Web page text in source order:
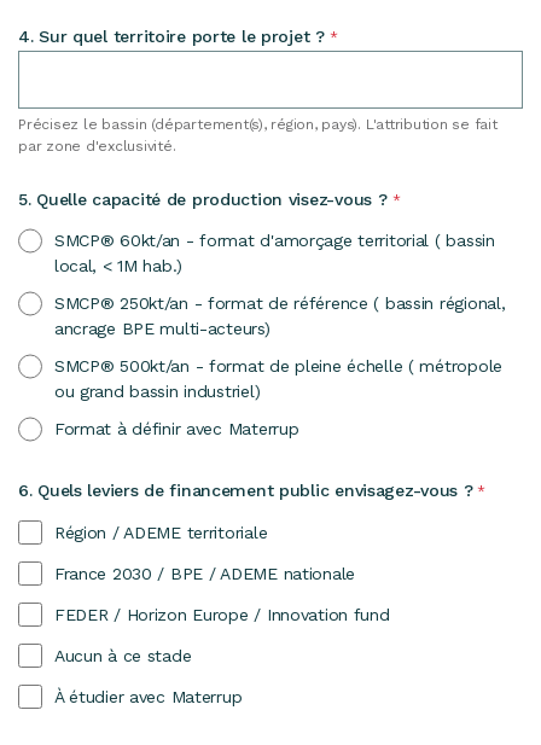
4. Sur quel territoire porte le projet ?*
Précisez le bassin (département(s), région, pays). L'attribution se fait
par zone d'exclusivité.
5. Quelle capacité de production visez-vous ?*
SMCP® 60kt/an - format d'amorçage territorial ( bassin
local, < 1M hab.)
SMCP® 250kt/an - format de référence ( bassin régional,
ancrage BPE multi-acteurs)
SMCP® 500kt/an - format de pleine échelle ( métropole
ou grand bassin industriel)
Format à définir avec Materrup
6. Quels leviers de financement public envisagez-vous ?*
Région / ADEME territoriale
France 2030 / BPE / ADEME nationale
FEDER / Horizon Europe / Innovation fund
Aucun à ce stade
À étudier avec Materrup